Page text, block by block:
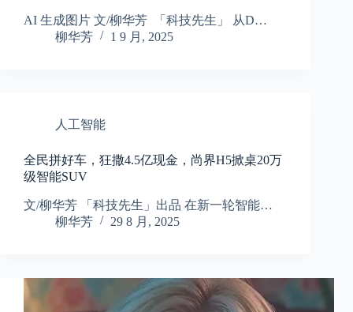
AI 生成图片 文/柳华芳 「科技先生」 从D…
柳华芳
1 9 月, 2025
人工智能
全民拼好车，狂撒4.5亿现金，尚界H5掀桌20万
级智能SUV
文/柳华芳 「科技先生」出品 在新一轮智能…
柳华芳
29 8 月, 2025